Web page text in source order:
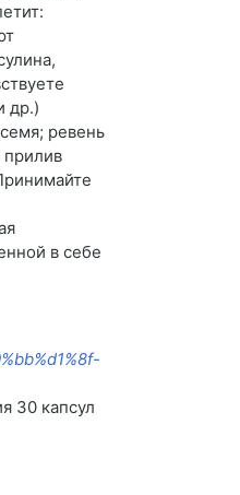
др.)
ревень
прилив
в себе
30 капсул